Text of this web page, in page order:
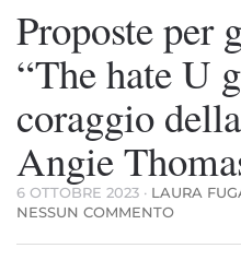
Proposte per
“The hate U
coraggio
Angie
6 OTTOBRE 2023 · LAURA
NESSUN COMMENTOSU
PER